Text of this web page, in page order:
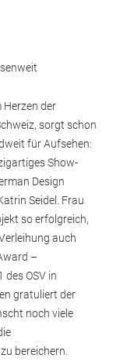
Herzen der
sorgt schon
für Aufsehen:
Show-
Design
Seidel. Frau
so erfolgreich,
auch
–
OSV in
gratuliert der
noch viele
bereichern.